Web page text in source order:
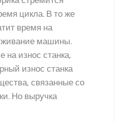
цикла. В то же
время на
машины.
на износ станка,
износ станка
связанные со
Но выручка